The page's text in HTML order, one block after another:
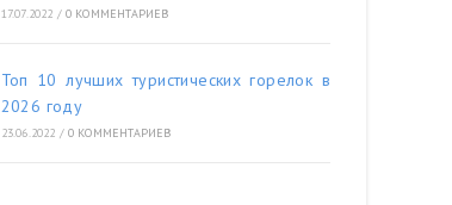
17.07.2022 / 0 КОММЕНТАРИЕВ
Топ 10 лучших туристических горелок в
2026 году
23.06.2022 / 0 КОММЕНТАРИЕВ